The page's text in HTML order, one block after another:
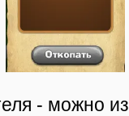
- можно